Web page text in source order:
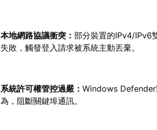
本地網路協議衝突：部分裝置的IPv4/IPv6
失敗，觸發登入請求被系統主動丟棄。
系統許可權管控過嚴：Windows Defender
為，阻斷關鍵埠通訊。